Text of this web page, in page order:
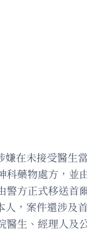
嫌在未接受醫生
科藥物處方，並
警方正式移送首
人，案件還涉及
醫生、經理人及